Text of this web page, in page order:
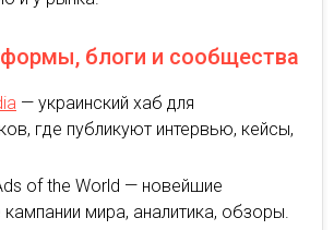
блоги и сообщества
— украинский хаб для
где публикуют интервью, кейсы,
of the World — новейшие
мира, аналитика, обзоры.